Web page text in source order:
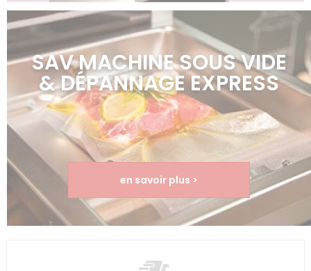
SAV MACHINE SOUS VIDE
& DÉPANNAGE EXPRESS
en savoir plus >